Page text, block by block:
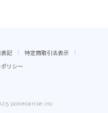
表記 特定商取引法表示
リシー
pokecarise.inc